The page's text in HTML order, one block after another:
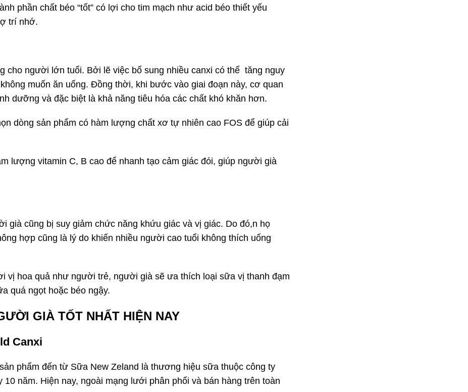
phần chất béo “tốt” có lợi cho tim mạch như acid béo thiết yếu
trí nhớ.
cho người lớn tuổi. Bởi lẽ việc bổ sung nhiều canxi có thể tăng nguy
muốn ăn uống. Đồng thời, khi bước vào giai đoạn này, cơ quan
dưỡng và đặc biệt là khả năng tiêu hóa các chất khó khăn hơn.
dòng sản phẩm có hàm lượng chất xơ tự nhiên cao FOS để giúp cải
lượng vitamin C, B cao để nhanh tạo cảm giác đói, giúp người già
già cũng bị suy giảm chức năng khứu giác và vị giác. Do đó,n họ
hợp cũng là lý do khiến nhiều người cao tuổi không thích uống
vị hoa quả như người trẻ, người già sẽ ưa thích loại sữa vị thanh đạm
quá ngọt hoặc béo ngậy.
GIÀ TỐT NHẤT HIỆN NAY
Canxi
phẩm đến từ Sữa New Zeland là thương hiệu sữa thuộc công ty
10 năm. Hiện nay, ngoài mạng lưới phân phối và bán hàng trên toàn